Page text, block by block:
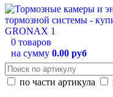
0 товаров
на сумму 0.00 руб
по части артикула